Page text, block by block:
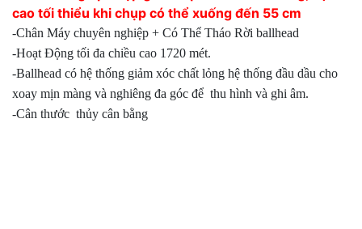
cao tối thiểu khi chụp có thể xuống đến 55 cm
-Chân Máy chuyên nghiệp + Có Thể Tháo Rời ballhead
-Hoạt Động tối đa chiều cao 1720 mét.
-Ballhead có hệ thống giảm xóc chất lỏng hệ thống đầu dầu cho
xoay mịn màng và nghiêng đa góc để thu hình và ghi âm.
-Cân thước thủy cân bằng